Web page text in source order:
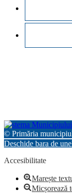
© Primăria
Deschide bara de
Accesibilitate
Marește
Micșorează